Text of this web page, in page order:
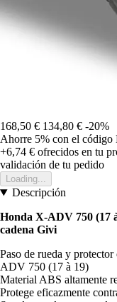
168,50 € 134,80 € -20%
Ahorre 5% con el código
+6,74 € ofrecidos en tu
validación de tu pedido
Loading...
Descripción
Honda X-ADV 750 (17
cadena Givi
Paso de rueda y
ADV 750 (17 à 19)
Material ABS altamente
Protege eficazmente